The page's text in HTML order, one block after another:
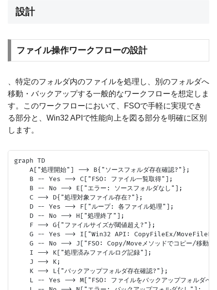
設計
ファイル操作ワークフローの設計
、特定のフォルダ内のファイルを処理し、別のフォルダへ
移動・バックアップする一般的なワークフローを想定しま
す。このワークフローにおいて、FSOで手軽に実現でき
る部分と、Win32 APIで性能向上を図る部分を明確に区別
します。
graph TD
    A["処理開始"] --> B{"ソースフォルダ存在確認?"};
    B -- Yes --> C["FSO: ファイル一覧取得"];
    B -- No --> E["エラー: ソースフォルダなし"];
    C --> D{"処理対象ファイル存在?"};
    D -- Yes --> F["ループ: 各ファイル処理"];
    D -- No --> H["処理終了"];
    F --> G{"ファイルサイズが閾値超え?"};
G -- Yes --> I["Win32 API: CopyFileEx/MoveFileEx
G -- No --> J["FSO: Copy/Moveメソッドでコピー/移動
    I --> K["処理済みファイルログ記録"];
    J --> K;
    K --> L{"バックアップフォルダ存在確認?"};
L -- Yes --> M["FSO: ファイルをバックアップフォルダへ